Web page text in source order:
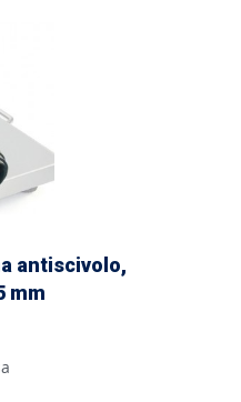
antiscivolo,
mm